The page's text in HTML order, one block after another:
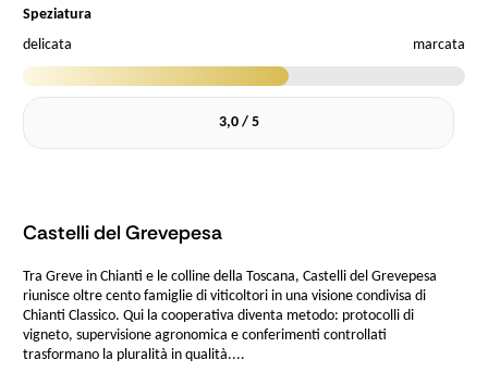
Speziatura
delicata
marcata
3,0 / 5
Castelli del Grevepesa
Tra Greve in Chianti e le colline della Toscana, Castelli del Grevepesa
riunisce oltre cento famiglie di viticoltori in una visione condivisa di
Chianti Classico. Qui la cooperativa diventa metodo: protocolli di
vigneto, supervisione agronomica e conferimenti controllati
trasformano la pluralità in qualità....